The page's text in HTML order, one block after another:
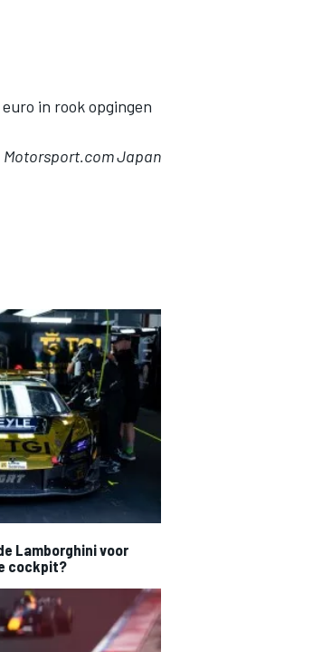
in rook opgingen
Motorsport.com Japan
Lamborghini voor
cockpit?